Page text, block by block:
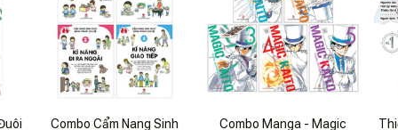
Combo Cẩm Nang Sinh
Combo Manga - Magic